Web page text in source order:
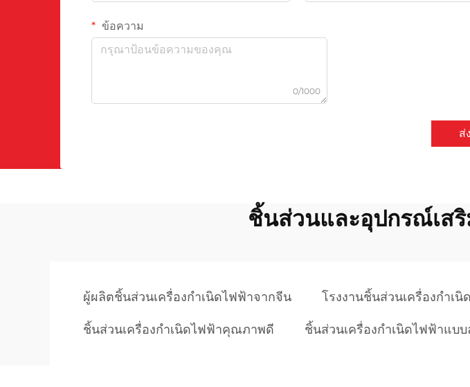
ข้อความ
0/1000
ส่ง
ชิ้นส่วนและอุปกรณ์เส
ผู้ผลิตชิ้นส่วนเครื่องกำเนิดไฟฟ้าจากจีน โรงงานชิ้นส่วนเครื่องกำเนิ
ชิ้นส่วนเครื่องกำเนิดไฟฟ้าคุณภาพดี ชิ้นส่วนเครื่องกำเนิดไฟฟ้าแบ